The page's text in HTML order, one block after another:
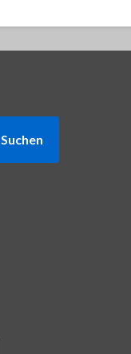
Suchen